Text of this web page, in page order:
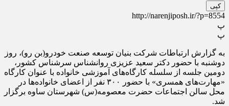
کپی
http://narenjiposh.ir/?p=8554
پ
پ
به گزارش ارتباطات شرکت بنیان توسعه صنعت خودرو(بن رو)، روز
دوشنبه با حضور دکتر سعید عزیزی روانشناس سرشناس کشور،
دومین جلسه از سلسله کارگاه‌های آموزشی خانواده با عنوان کارگاه
«مهارت‌های همسری» با حضور ۳۰۰ نفر از اعضای خانواده‌ها در
محل سالن اجتماعات حضرت معصومه(س) شهرستان ساوه برگزار
شد.